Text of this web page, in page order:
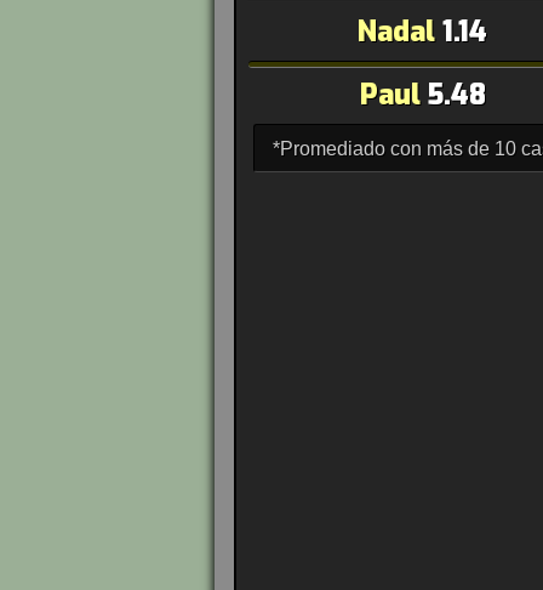
Nadal1.14
Paul5.48
*Promediado con más de 10